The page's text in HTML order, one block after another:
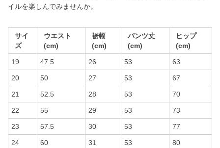
イルを楽しんでみませんか。
サイ
ズ
ウエスト
(cm)
裾幅
(cm)
パンツ丈
(cm)
ヒップ
(cm)
19 47.5 26 53 63
20 50 27 53 67
21 52.5 28 53 70
22 55 29 53 73
23 57.5 30 53 77
24 60 31 53 80